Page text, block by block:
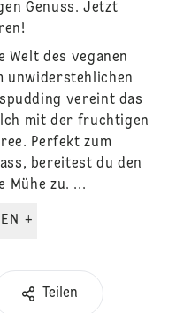
Genuss. Jetzt
Welt des veganen
unwiderstehlichen
vereint das
mit der fruchtigen
Perfekt zum
bereitest du den
Mühe zu. ...
WEITERLESEN +
Teilen